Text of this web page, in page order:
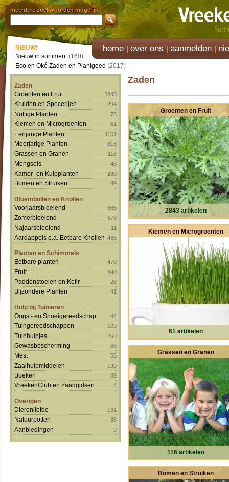
meerdere zoekwoorden mogelijk
home over ons aanmelden
NIEUW!
Nieuw in sortiment(160)
Eco en Oké Zaden en Plantgoed (2017)
Zaden
Groenten en Fruit
2843
Kruiden en Specerijen 294
Nuttige Planten 78
Kiemen en Microgroenten 61
Eenjarige Planten 1151
Meerjarige Planten 816
Grassen en Granen 116
Mengsels 48
Kamer- en Kuipplanten 280
Bomen en Struiken 49
Bloembollen en Knollen
Voorjaarsbloeiend
685
Zomerbloeiend 678
Najaarsbloeiend 11
Aardappels e.a. Eetbare Knollen 465
Planten en Schimmels
Eetbare planten
470
Fruit 390
Paddenstoelen en Kefir 28
Bijzondere Planten 41
Hulp bij Tuinieren
Oogst- en Snoeigereedschap
44
Tuingereedschappen 109
Tuinhulpjes 260
Gewasbescherming 68
Mest 56
Zaaihulpmiddelen 190
Boeken 89
VreekenClub en Zaadgidsen 4
Overigen
Dierenliefde
131
Natuurpotten 38
Aanbiedingen 9
Zaden
Groenten en Fruit
2843 artikelen
Kiemen en Microgroenten
61 artikelen
Grassen en Granen
116 artikelen
Bomen en Struiken